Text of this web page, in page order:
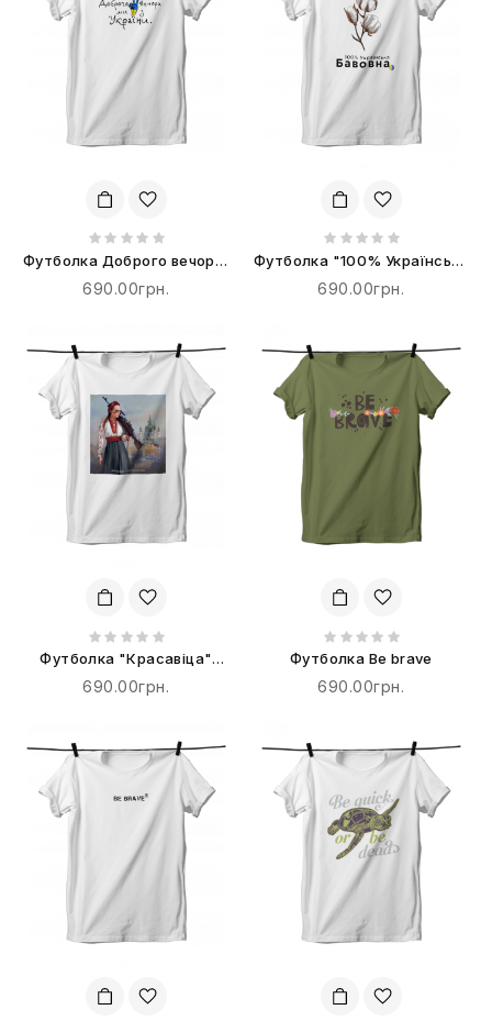
Футболка Доброго вечора,
ми з України
690.00грн.
Футболка "100% Українська
Бавовна"
690.00грн.
Футболка "Красавіца"
терпіти не буде!
690.00грн.
Футболка Be brave
690.00грн.